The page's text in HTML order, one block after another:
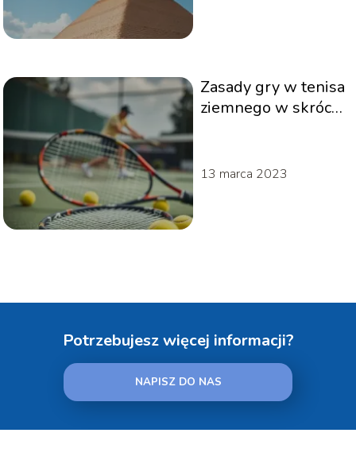
Zasady gry w tenisa
ziemnego w skrócie
13 marca 2023
Potrzebujesz więcej informacji?
NAPISZ DO NAS